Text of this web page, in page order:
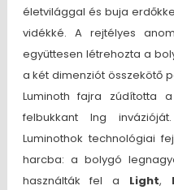
életvilággal és buja
vidékké. A rejtélyes
együttesen létrehozta a
a két dimenziót összekötő
Luminoth fajra zúdította
felbukkant Ing
Luminothok technológiai
harcba: a bolygó
használták fel a Light,